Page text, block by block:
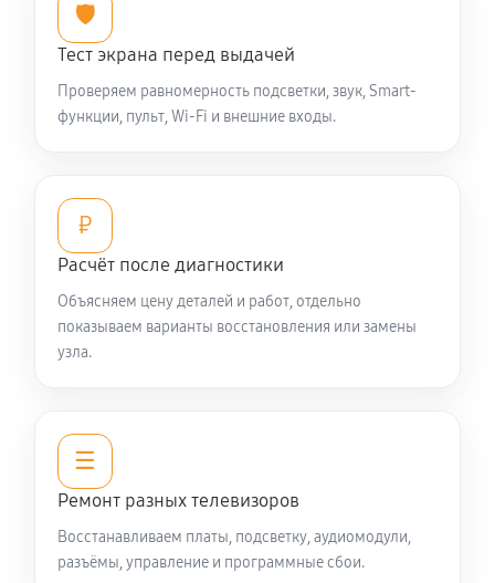
Замена кнопок управления
1080 руб 60 минут
Замена ИК-приемника телевизора Digma DM-
Замена разъема AUX телевизора Digma DM-
LED43UQ31
1080 руб 60 минут
Замена SCART-разъема
Замена шнура питания
Замена разъема питания
1080 руб 60 минут
🛡️
Тест экрана перед выдачей
Проверяем равномерность подсветки, звук, Smart-
функции, пульт, Wi-Fi и внешние входы.
₽
Расчёт после диагностики
Объясняем цену деталей и работ, отдельно
показываем варианты восстановления или замены
узла.
☰
Ремонт разных телевизоров
Восстанавливаем платы, подсветку, аудиомодули,
разъёмы, управление и программные сбои.